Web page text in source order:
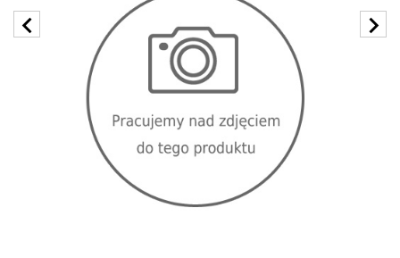
chevron_left chevron_right